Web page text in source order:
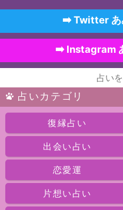
➡️ Twitter あ
➡️ Instagram
占いカテゴリ
復縁占い
出会い占い
恋愛運
片想い占い